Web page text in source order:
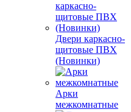
Двери каркасно-
щитовые ПВХ
(Новинки)
Арки
межкомнатные